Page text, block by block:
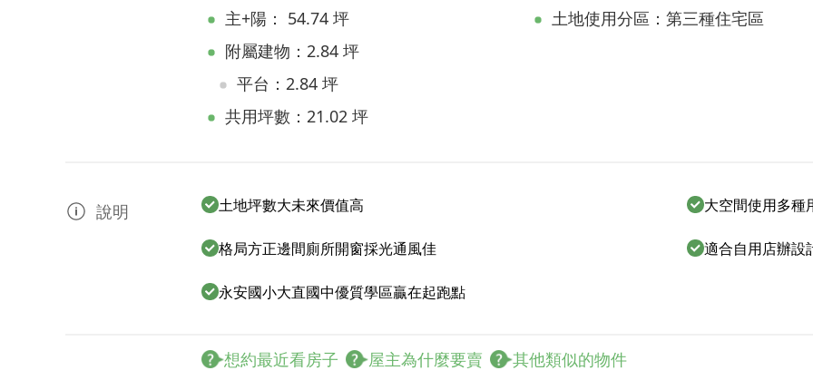
主+陽： 54.74 坪
附屬建物：2.84 坪
平台：2.84 坪
共用坪數：21.02 坪
土地使用分區：第三種住宅區
說明 土地坪數大未來價值高 大空間使用多種
格局方正邊間廁所開窗採光通風佳 適合自用店辦設
永安國小大直國中優質學區贏在起跑點
想約最近看房子 屋主為什麼要賣 其他類似的物件